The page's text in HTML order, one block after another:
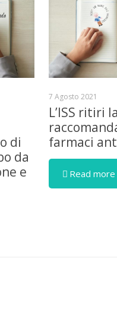
di
da
e
7 Agosto 2021
L’ISS ritiri la
farmaci
Read more